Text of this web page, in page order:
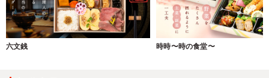
六文銭 時時〜時の食堂〜